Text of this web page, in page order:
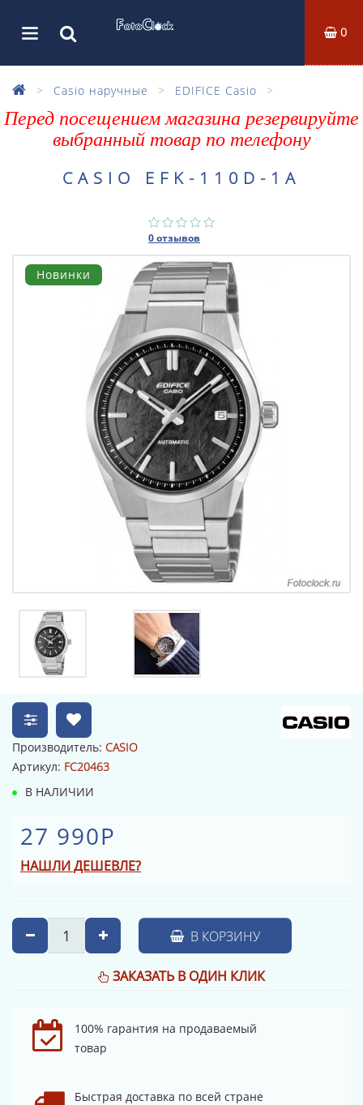
0
Casio наручные EDIFICE Casio
Перед посещением магазина резервируйте
выбранный товар по телефону
CASIO EFK-110D-1A
0 отзывов
Новинки
Производитель: CASIO
Артикул: FC20463
В НАЛИЧИИ
27 990Р
НАШЛИ ДЕШЕВЛЕ?
В КОРЗИНУ
ЗАКАЗАТЬ В ОДИН КЛИК
100% гарантия на продаваемый
товар
Быстрая доставка по всей стране